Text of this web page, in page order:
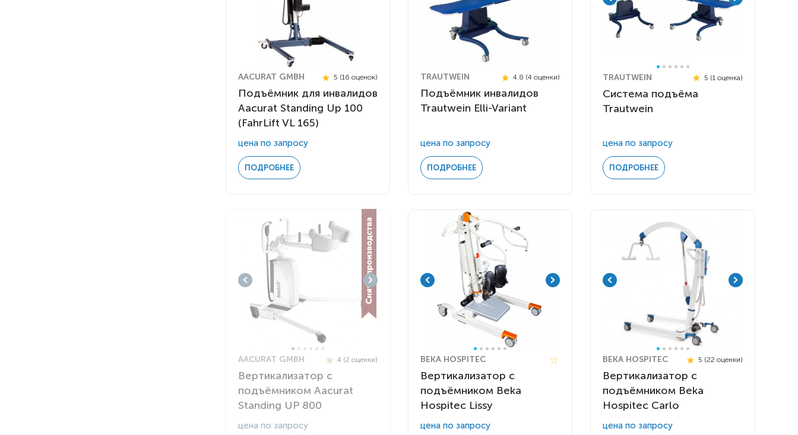
AACURAT GMBH 5 (16 оценок)
Подъёмник для инвалидов
Aacurat Standing Up 100
(FahrLift VL 165)
цена по запросу
ПОДРОБНЕЕ
TRAUTWEIN 4.8 (4 оценки)
Подъёмник инвалидов
Trautwein Elli-Variant
цена по запросу
ПОДРОБНЕЕ
TRAUTWEIN 5 (1 оценка)
Система подъёма
Trautwein
цена по запросу
ПОДРОБНЕЕ
AACURAT GMBH 4 (2 оценки)
Вертикализатор с
подъёмником Aacurat
Standing UP 800
цена по запросу
BEKA HOSPITEC
Вертикализатор с
подъёмником Beka
Hospitec Lissy
цена по запросу
BEKA HOSPITEC 5 (22 оценки)
Вертикализатор с
подъёмником Beka
Hospitec Carlo
цена по запросу